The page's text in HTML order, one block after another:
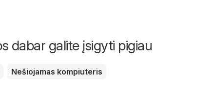
dabar galite įsigyti pigiau
Nešiojamas kompiuteris